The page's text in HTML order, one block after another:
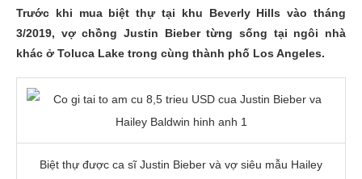
Trước khi mua biệt thự tại khu Beverly Hills vào tháng
3/2019, vợ chồng Justin Bieber từng sống tại ngôi nhà
khác ở Toluca Lake trong cùng thành phố Los Angeles.
Biệt thự được ca sĩ Justin Bieber và vợ siêu mẫu Hailey